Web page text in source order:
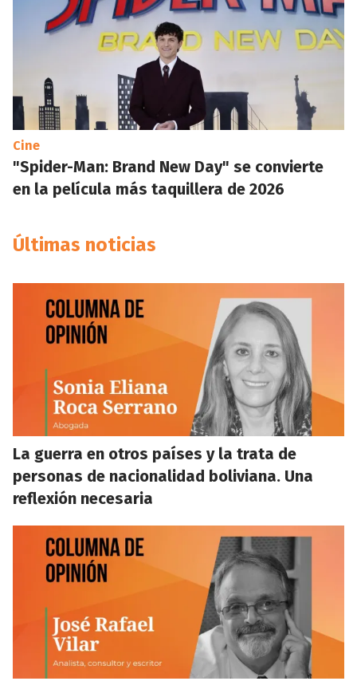
Cine
"Spider-Man: Brand New Day" se convierte
en la película más taquillera de 2026
Últimas noticias
La guerra en otros países y la trata de
personas de nacionalidad boliviana. Una
reflexión necesaria